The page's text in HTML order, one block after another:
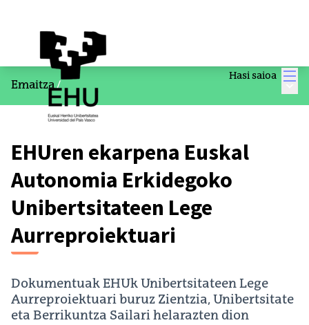
Hasi saioa
Emaitza/
EHUren ekarpena Euskal
Autonomia Erkidegoko
Unibertsitateen Lege
Aurreproiektuari
Dokumentuak EHUk Unibertsitateen Lege
Aurreproiektuari buruz Zientzia, Unibertsitate
eta Berrikuntza Sailari helarazten dion